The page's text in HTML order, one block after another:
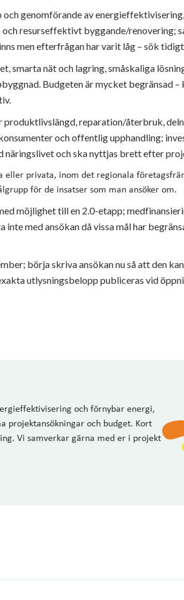
genomförande av
resurseffektivt byggande/renovering;
men efterfrågan har varit låg – sök
smarta nät och lagring, småskaliga
Budgeten är mycket begränsad –
reparation/återbruk,
och offentlig upphandling;
näringslivet och ska nyttjas brett efter
eller privata, inom det regionala
för de insatser som man ansöker om.
möjlighet till en 2.0-etapp;
med ansökan då vissa mål har
börja skriva ansökan nu så att den
utlysningsbelopp publiceras vid
och förnybar energi,
projektansökningar och budget. Kort
Vi samverkar gärna med er i projekt